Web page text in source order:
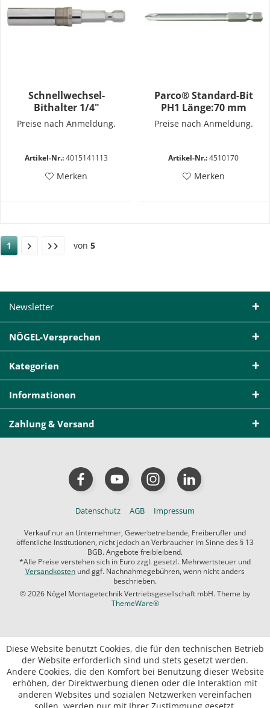
Schnellwechsel-
Bithalter 1/4"
Preise nach Anmeldung.
Artikel-Nr.:4015141113
Merken
Parco® Standard-Bit
PH1 Länge:70 mm
Preise nach Anmeldung.
Artikel-Nr.:4510170
Merken
1 von 5
Newsletter
NÖGEL-Versprechen
Kategorien
Informationen
Zahlung & Versand
Datenschutz AGB Impressum
Verkauf nur an Unternehmer, Gewerbetreibende, Freiberufler und
öffentliche Institutionen, nicht jedoch an Verbraucher im Sinne des § 13
BGB. Angebote freibleibend.
*Alle Preise verstehen sich in Euro zzgl. gesetzl. Mehrwertsteuer und
Versandkosten und ggf. Nachnahmegebühren, wenn nicht anders
beschrieben.
© 2026 Nögel Montagetechnik Vertriebsgesellschaft mbH. Theme by
ThemeWare®
Diese Website benutzt Cookies, die für den technischen Betrieb
der Website erforderlich sind und stets gesetzt werden.
Andere Cookies, die den Komfort bei Benutzung dieser Website
erhöhen, der Direktwerbung dienen oder die Interaktion mit
anderen Websites und sozialen Netzwerken vereinfachen